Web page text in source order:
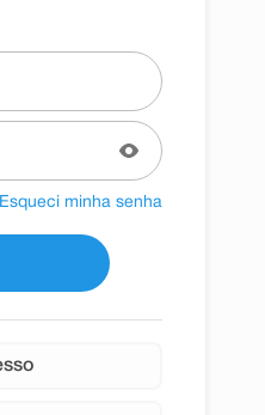
Esqueci minha senha